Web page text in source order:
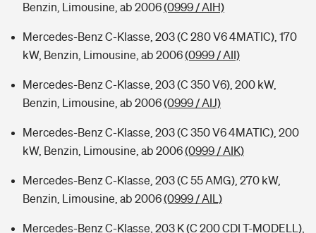
Benzin, Limousine, ab 2006(0999 / AIH)
Mercedes-Benz C-Klasse, 203 (C 280 V6 4MATIC), 170
kW, Benzin, Limousine, ab 2006(0999 / AII)
Mercedes-Benz C-Klasse, 203 (C 350 V6), 200 kW,
Benzin, Limousine, ab 2006(0999 / AIJ)
Mercedes-Benz C-Klasse, 203 (C 350 V6 4MATIC), 200
kW, Benzin, Limousine, ab 2006(0999 / AIK)
Mercedes-Benz C-Klasse, 203 (C 55 AMG), 270 kW,
Benzin, Limousine, ab 2006(0999 / AIL)
Mercedes-Benz C-Klasse, 203 K (C 200 CDI T-MODELL),